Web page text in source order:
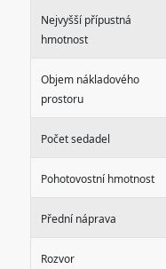
Nejvyšší přípustná
hmotnost
Objem nákladového
prostoru
Počet sedadel
Pohotovostní hmotnost
Přední náprava
Rozvor